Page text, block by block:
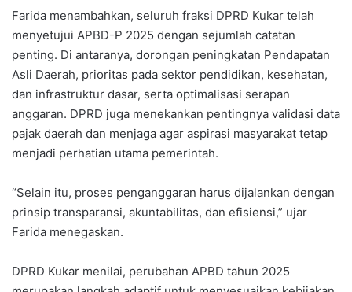
Farida menambahkan, seluruh fraksi DPRD Kukar telah
menyetujui APBD-P 2025 dengan sejumlah catatan
penting. Di antaranya, dorongan peningkatan Pendapatan
Asli Daerah, prioritas pada sektor pendidikan, kesehatan,
dan infrastruktur dasar, serta optimalisasi serapan
anggaran. DPRD juga menekankan pentingnya validasi data
pajak daerah dan menjaga agar aspirasi masyarakat tetap
menjadi perhatian utama pemerintah.
“Selain itu, proses penganggaran harus dijalankan dengan
prinsip transparansi, akuntabilitas, dan efisiensi,” ujar
Farida menegaskan.
DPRD Kukar menilai, perubahan APBD tahun 2025